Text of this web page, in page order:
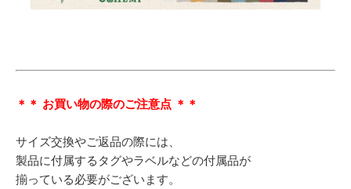
＊＊ お買い物の際のご注意点 ＊＊
サイズ交換やご返品の際には、
製品に付属するタグやラベルなどの付属品が
揃っている必要がございます。